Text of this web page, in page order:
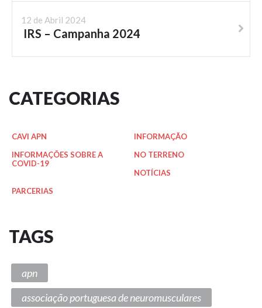
12 de Abril 2024
IRS – Campanha 2024
CATEGORIAS
CAVI APN
INFORMAÇÃO
INFORMAÇÕES SOBRE A
COVID-19
NO TERRENO
NOTÍCIAS
PARCERIAS
TAGS
apn
associação portuguesa de neuromusculares